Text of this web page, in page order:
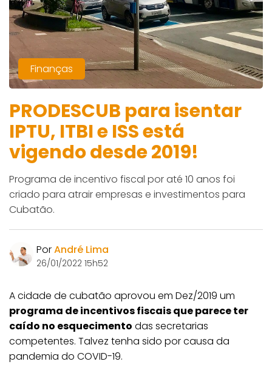
Finanças
PRODESCUB para isentar
IPTU, ITBI e ISS está
vigendo desde 2019!
Programa de incentivo fiscal por até 10 anos foi
criado para atrair empresas e investimentos para
Cubatão.
PorAndré Lima
26/01/2022 15h52
A cidade de cubatão aprovou em Dez/2019 um
programa de incentivos fiscais que parece ter
caído no esquecimento das secretarias
competentes. Talvez tenha sido por causa da
pandemia do COVID-19.